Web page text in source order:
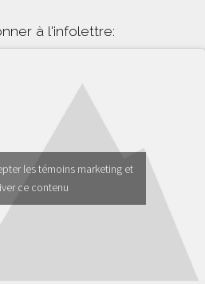
à l'infolettre:
les témoins marketing et
ce contenu